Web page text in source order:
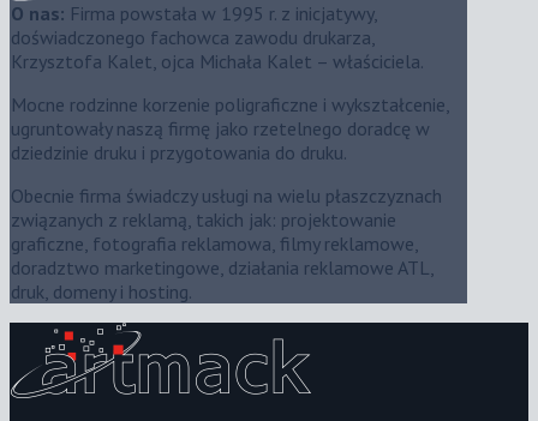
O nas: Firma powstała w 1995 r. z inicjatywy,
doświadczonego fachowca zawodu drukarza,
Krzysztofa Kalet, ojca Michała Kalet – właściciela.
Mocne rodzinne korzenie poligraficzne i wykształcenie,
ugruntowały naszą firmę jako rzetelnego doradcę w
dziedzinie druku i przygotowania do druku.
Obecnie firma świadczy usługi na wielu płaszczyznach
związanych z reklamą, takich jak: projektowanie
graficzne, fotografia reklamowa, filmy reklamowe,
doradztwo marketingowe, działania reklamowe ATL,
druk, domeny i hosting.